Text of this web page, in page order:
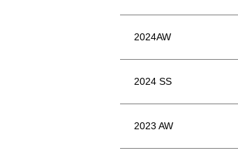
2024AW
2024 SS
2023 AW